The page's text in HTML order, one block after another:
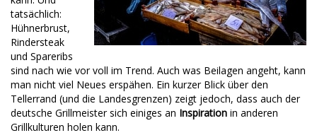
tatsächlich:
Hühnerbrust,
Rindersteak
und Spareribs
sind nach wie vor voll im Trend. Auch was Beilagen angeht, kann
man nicht viel Neues erspähen. Ein kurzer Blick über den
Tellerrand (und die Landesgrenzen) zeigt jedoch, dass auch der
deutsche Grillmeister sich einiges an Inspiration in anderen
Grillkulturen holen kann.